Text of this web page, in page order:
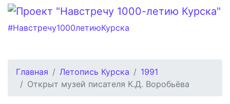
#Навстречу1000летиюКурска
Главная Летопись Курска
1991
Открыт музей писателя К.Д. Воробьёва